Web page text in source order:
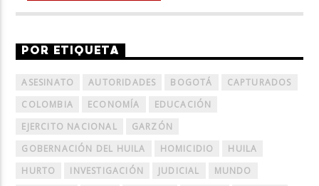
POR ETIQUETA
ASESINATO AUTORIDADES BOGOTÁ
CAPTURADOS
COLOMBIA
ECONOMÍA
EDUCACIÓN
EJERCITO NACIONAL
GARZÓN
GOBERNACIÓN DEL HUILA
HOMICIDIO
HUILA
HURTO
INVESTIGACIÓN JUDICIAL
MUNDO